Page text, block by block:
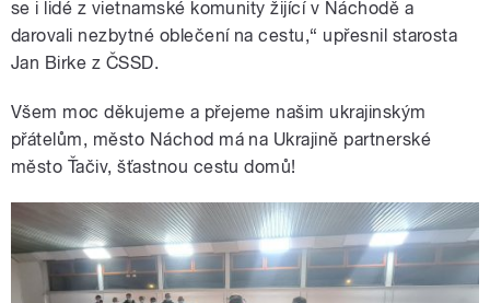
se i lidé z vietnamské komunity žijící v Náchodě a
darovali nezbytné oblečení na cestu,“ upřesnil starosta
Jan Birke z ČSSD.
Všem moc děkujeme a přejeme našim ukrajinským
přátelům, město Náchod má na Ukrajině partnerské
město Ťačiv, šťastnou cestu domů!